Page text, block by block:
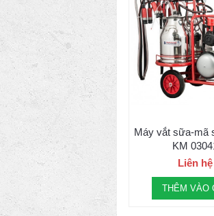
Máy vắt sữa-mã
KM
Liên hệ
THÊM VÀO